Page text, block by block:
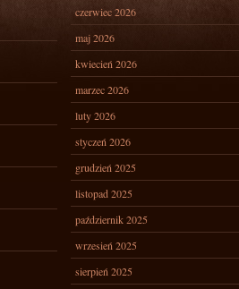
czerwiec 2026
maj 2026
kwiecień 2026
marzec 2026
luty 2026
styczeń 2026
grudzień 2025
listopad 2025
październik 2025
wrzesień 2025
sierpień 2025